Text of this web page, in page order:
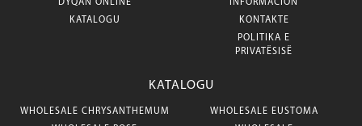
DYQAN ONLINE
KATALOGU
INFORMACION
KONTAKTE
POLITIKA E
PRIVATËSISË
KATALOGU
WHOLESALE CHRYSANTHEMUM
WHOLESALE EUSTOMA